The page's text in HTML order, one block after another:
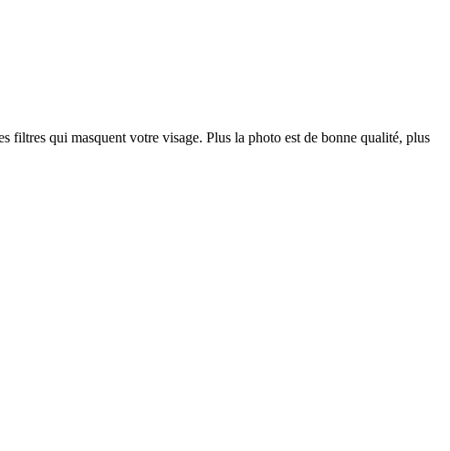
filtres qui masquent votre visage. Plus la photo est de bonne qualité, plus